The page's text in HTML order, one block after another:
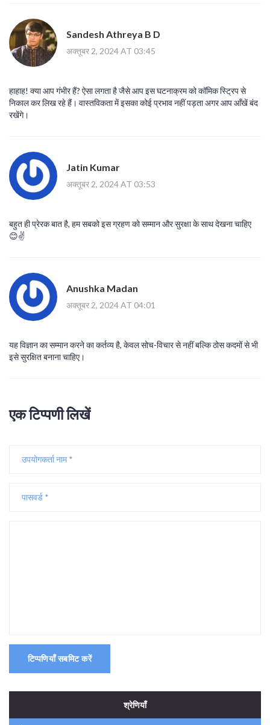
Sandesh Athreya B D
अक्तूबर 2, 2024 AT 03:45
हाहाह! क्या आप गंभीर हैं? ऐसा लगता है जैसे आप इस घटनाक्रम को कॉमिक स्ट्रिप से
निकाल कर लिख रहे हैं। वास्तविकता में इसका कोई प्रभाव नहीं पड़ता अगर आप आँखें बंद
रखेंगे।
Jatin Kumar
अक्तूबर 2, 2024 AT 03:53
बहुत ही प्रेरक बात है, हम सबको इस ग्रहण को सम्मान और सुरक्षा के साथ देखना चाहिए
😊✌️
Anushka Madan
अक्तूबर 2, 2024 AT 04:01
यह विज्ञान का सम्मान करने का कर्तव्य है, केवल सोच-विचार से नहीं बल्कि ठोस कदमों से भी
इसे सुरक्षित बनाना चाहिए।
एक टिप्पणी लिखें
टिप्पणियाँ सबमिट करें
श्रेणियाँ